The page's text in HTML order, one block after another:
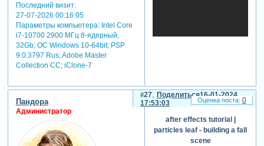
Последний визит:
27-07-2026 00:16:05
Параметры компьютера:Intel Core
i7-10700 2900 МГц 8-ядерный;
32Gb; ОС Windows 10-64bit; PSP
9.0.3797 Rus; Adobe Master
Collection СС; iClone-7
Поделиться
27
16-01-2024
17:53:03
Пандора
Администратор
after effects tutorial |
particles leaf - building a fall
scene
0